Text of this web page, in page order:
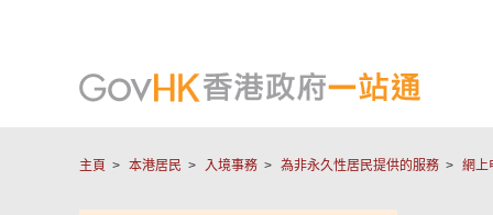
主頁 本港居民 入境事務 為非永久性居民提供的服務 網上
尾